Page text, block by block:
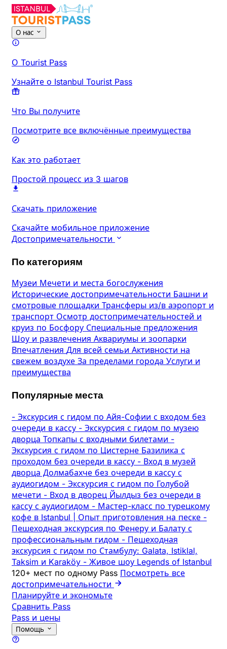
О нас
О Tourist Pass
Узнайте о Istanbul Tourist Pass
Что Вы получите
Посмотрите все включённые преимущества
Как это работает
Простой процесс из 3 шагов
Скачать приложение
Скачайте мобильное приложение
Достопримечательности
По категориям
Музеи Мечети и места богослужения
Исторические достопримечательности Башни и
смотровые площадки Трансферы из/в аэропорт и
транспорт Осмотр достопримечательностей и
круиз по Босфору Специальные предложения
Шоу и развлечения Аквариумы и зоопарки
Впечатления Для всей семьи Активности на
свежем воздухе За пределами города Услуги и
преимущества
Популярные места
- Экскурсия с гидом по Айя-Софии с входом без
очереди в кассу - Экскурсия с гидом по музею
дворца Топкапы с входными билетами -
Экскурсия с гидом по Цистерне Базилика с
проходом без очереди в кассу - Вход в музей
дворца Долмабахче без очереди в кассу с
аудиогидом - Экскурсия с гидом по Голубой
мечети - Вход в дворец Йылдыз без очереди в
кассу с аудиогидом - Мастер-класс по турецкому
кофе в Istanbul | Опыт приготовления на песке -
Пешеходная экскурсия по Фенеру и Балату с
профессиональным гидом - Пешеходная
экскурсия с гидом по Стамбулу: Galata, Istiklal,
Taksim и Karaköy - Живое шоу Legends of Istanbul
120+ мест по одному Pass Посмотреть все
достопримечательности
Планируйте и экономьте
Сравнить Pass
Pass и цены
Помощь